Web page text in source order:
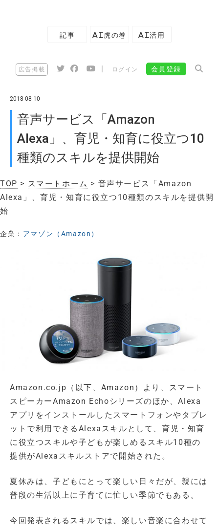
記事 AI虎の巻 AI活用
広告掲載 ログイン 会員登録
2018-08-10
音声サービス「Amazon
Alexa」、育児・知育に役立つ10
種類のスキルを提供開始
TOP > スマートホーム > 音声サービス「Amazon
Alexa」、育児・知育に役立つ10種類のスキルを提供開
始
企業： アマゾン（Amazon）
Amazon.co.jp（以下、Amazon）より、スマート
スピーカーAmazon Echoシリーズのほか、Alexa
アプリをインストールしたスマートフォンやタブレ
ットで利用できるAlexaスキルとして、育児・知育
に役立つスキルや子どもが楽しめるスキル10種の
提供がAlexaスキルストアで開始された。
夏休みは、子どもにとって楽しい日々だが、親には
普段の生活以上に子育てに忙しい季節でもある。
今回発表されるスキルでは、楽しい音楽に合わせて